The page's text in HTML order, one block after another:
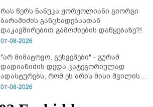
ბარამიძე კი ტყუის"
რას წერს ნანუკა ჟორჟოლიანი გიორგი
ბარამიძის განცხადებასთან
დაკავშირებით გამოძიების დაწყებაზე?!
07-08-2026
"არ მიმატოვო, გეხვეწები" - გუ­რა­მ
დადიანიძის დედა კა­ტე­გო­რი­უ­ლად
ადას­ტუ­რებს, რომ ეს არის მისი შვი­ლის
ხმა
07-08-2026